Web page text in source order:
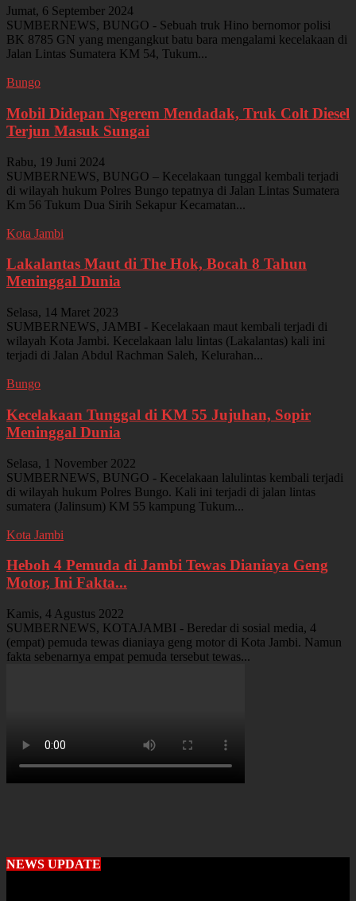
Jumat, 6 September 2024
SUMBERNEWS, BUNGO - Sebuah truk Hino bernomor polisi
BK 8785 GN yang mengangkut batu bara mengalami kecelakaan di
Jalan Lintas Sumatera KM 54, Tukum...
Bungo
Mobil Didepan Ngerem Mendadak, Truk Colt Diesel
Terjun Masuk Sungai
Rabu, 19 Juni 2024
SUMBERNEWS, BUNGO – Kecelakaan tunggal kembali terjadi
di wilayah hukum Polres Bungo tepatnya di Jalan Lintas Sumatera
Km 56 Tukum Dua Sirih Sekapur Kecamatan...
Kota Jambi
Lakalantas Maut di The Hok, Bocah 8 Tahun
Meninggal Dunia
Selasa, 14 Maret 2023
SUMBERNEWS, JAMBI - Kecelakaan maut kembali terjadi di
wilayah Kota Jambi. Kecelakaan lalu lintas (Lakalantas) kali ini
terjadi di Jalan Abdul Rachman Saleh, Kelurahan...
Bungo
Kecelakaan Tunggal di KM 55 Jujuhan, Sopir
Meninggal Dunia
Selasa, 1 November 2022
SUMBERNEWS, BUNGO - Kecelakaan lalulintas kembali terjadi
di wilayah hukum Polres Bungo. Kali ini terjadi di jalan lintas
sumatera (Jalinsum) KM 55 kampung Tukum...
Kota Jambi
Heboh 4 Pemuda di Jambi Tewas Dianiaya Geng
Motor, Ini Fakta...
Kamis, 4 Agustus 2022
SUMBERNEWS, KOTAJAMBI - Beredar di sosial media, 4
(empat) pemuda tewas dianiaya geng motor di Kota Jambi. Namun
fakta sebenarnya empat pemuda tersebut tewas...
NEWS UPDATE